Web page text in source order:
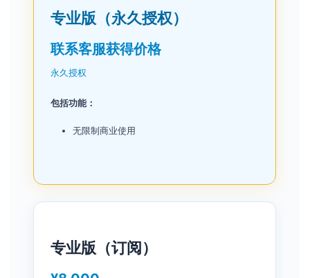
专业版（永久授权）
联系客服获得价格
永久授权
包括功能：
无限制商业使用
专业版（订阅）